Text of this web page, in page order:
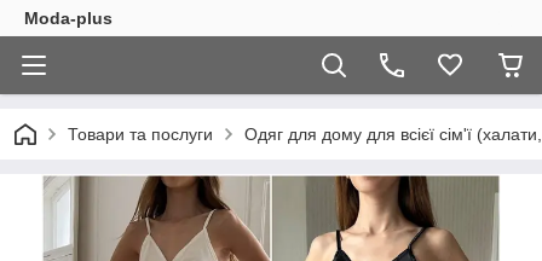
Moda-plus
Товари та послуги Одяг для дому для всієї сім'ї